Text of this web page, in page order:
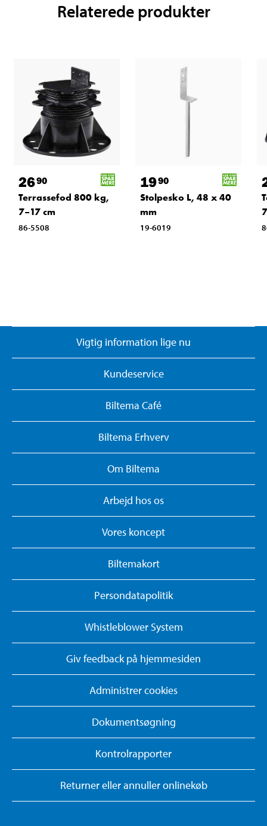
Relaterede produkter
2690
Terrassefod 800 kg,
7–17 cm
86-5508
1990
Stolpesko L, 48 x 40
mm
19-6019
Vigtig information lige nu
Kundeservice
Biltema Café
Biltema Erhverv
Om Biltema
Arbejd hos os
Vores koncept
Biltemakort
Persondatapolitik
Whistleblower System
Giv feedback på hjemmesiden
Administrer cookies
Dokumentsøgning
Kontrolrapporter
Returner eller annuller onlinekøb